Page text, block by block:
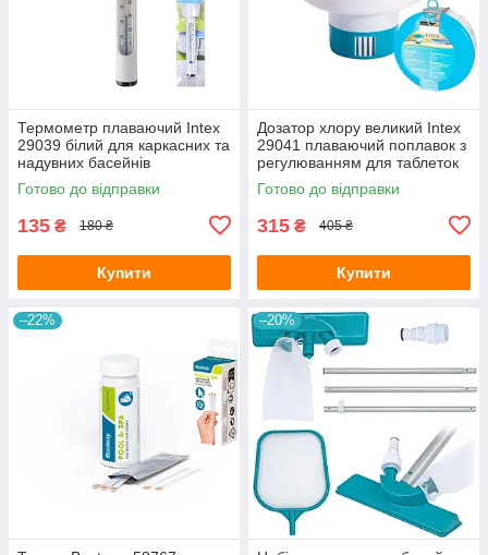
Термометр плаваючий Intex
29039 білий для каркасних та
надувних басейнів
Готово до відправки
135 ₴ 180 ₴
Купити
Дозатор хлору великий Intex
29041 плаваючий поплавок з
регулюванням для таблеток
до 7.6 см
Готово до відправки
315 ₴ 405 ₴
Купити
–22% –20%